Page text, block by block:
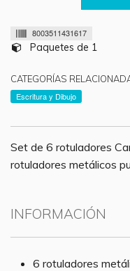
8003511431617
Paquetes de 1
CATEGORÍAS
Escritura y Dibujo
Set de 6 rotuladores
rotuladores metálicos
INFORMACIÓN
6 rotuladores